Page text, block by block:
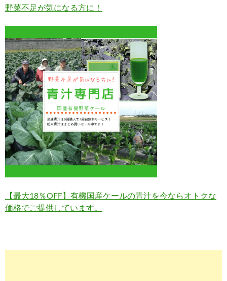
野菜不足が気になる方に！
【最大18％OFF】有機国産ケールの青汁を今ならオトクな
価格でご提供しています。